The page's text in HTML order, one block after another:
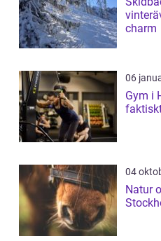
charm
06
Gym i
04
Natur